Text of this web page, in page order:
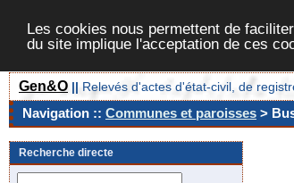
Les cookies nous permettent de
du site implique l'acceptation de ces
Gen&O || Relevés d'actes d'état-civil, de
Navigation :: Communes et paroisses >
Recherche directe